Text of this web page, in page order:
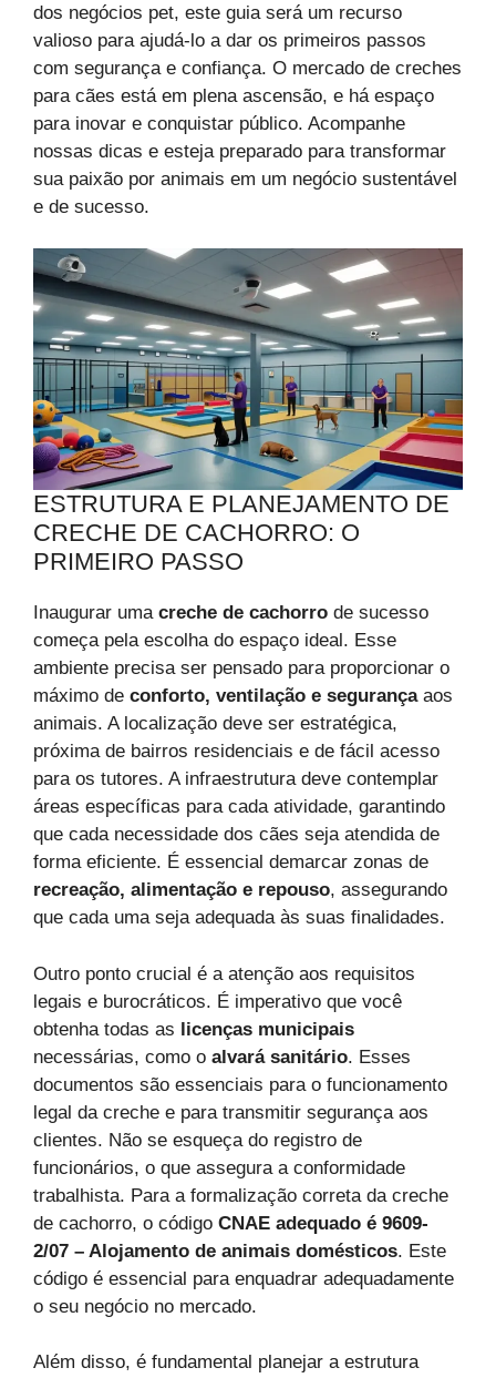
dos negócios pet, este guia será um recurso
valioso para ajudá-lo a dar os primeiros passos
com segurança e confiança. O mercado de creches
para cães está em plena ascensão, e há espaço
para inovar e conquistar público. Acompanhe
nossas dicas e esteja preparado para transformar
sua paixão por animais em um negócio sustentável
e de sucesso.
ESTRUTURA E PLANEJAMENTO DE
CRECHE DE CACHORRO: O
PRIMEIRO PASSO
Inaugurar uma creche de cachorro de sucesso
começa pela escolha do espaço ideal. Esse
ambiente precisa ser pensado para proporcionar o
máximo de conforto, ventilação e segurançaaos
animais. A localização deve ser estratégica,
próxima de bairros residenciais e de fácil acesso
para os tutores. A infraestrutura deve contemplar
áreas específicas para cada atividade, garantindo
que cada necessidade dos cães seja atendida de
forma eficiente. É essencial demarcar zonas de
recreação, alimentação e repouso, assegurando
que cada uma seja adequada às suas finalidades.
Outro ponto crucial é a atenção aos requisitos
legais e burocráticos. É imperativo que você
obtenha todas as licenças municipais
necessárias, como o alvará sanitário. Esses
documentos são essenciais para o funcionamento
legal da creche e para transmitir segurança aos
clientes. Não se esqueça do registro de
funcionários, o que assegura a conformidade
trabalhista. Para a formalização correta da creche
de cachorro, o código CNAE adequado é 9609-
2/07 – Alojamento de animais domésticos. Este
código é essencial para enquadrar adequadamente
o seu negócio no mercado.
Além disso, é fundamental planejar a estrutura